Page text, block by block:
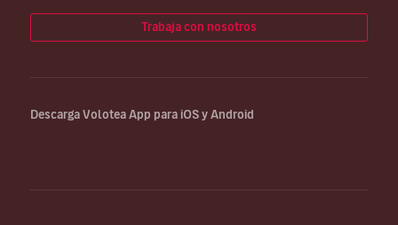
Trabaja con nosotros
Descarga Volotea App para iOS y Android